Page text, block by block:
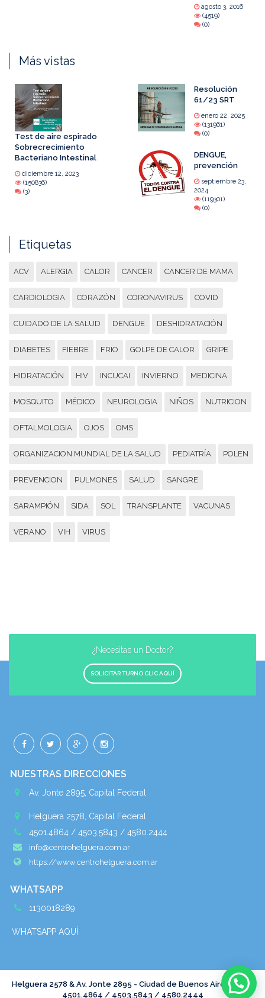
agosto 3, 2016
(4519)
(0)
Más vistas
Test de aire espirado
Sobrecrecimiento
Bacteriano Intestinal
diciembre 12, 2023
(150836)
(3)
Resolución
61/23 SRT
enero 22, 2025
(131961)
(0)
DENGUE,
prevención
septiembre 23,
2024
(119301)
(0)
Etiquetas
ACV ALERGIA CALOR CANCER CANCER DE MAMA
CARDIOLOGIA CORAZÓN CORONAVIRUS COVID
CUIDADO DE LA SALUD DENGUE DESHIDRATACIÓN
DIABETES FIEBRE FRIO GOLPE DE CALOR GRIPE
HIDRATACIÓN HIV INCUCAI INVIERNO MEDICINA
MOSQUITO MÉDICO NEUROLOGIA NIÑOS NUTRICION
OFTALMOLOGIA OJOS OMS
ORGANIZACION MUNDIAL DE LA SALUD PEDIATRÍA POLEN
PREVENCION PULMONES SALUD SANGRE
SARAMPIÓN SIDA SOL TRANSPLANTE VACUNAS
VERANO VIH VIRUS
¿Necesitas un Doctor?
SOLICITAR TURNO CLIC AQUÍ
NUESTRAS DIRECCIONES
Av. Jonte 2895, Capital Federal
Helguera 2578, Capital Federal
4501.4864 / 4503.5843 / 4580.2444
info@centrohelguera.com.ar
https://www.centrohelguera.com.ar
WHATSAPP
1130018289
WHATSAPP AQUÍ
Helguera 2578 & Av. Jonte 2895 - Ciudad de Buenos Aires - Tel :
4501.4864 / 4503.5843 / 4580.2444
Necesitas ayuda? Escribí tu consulta